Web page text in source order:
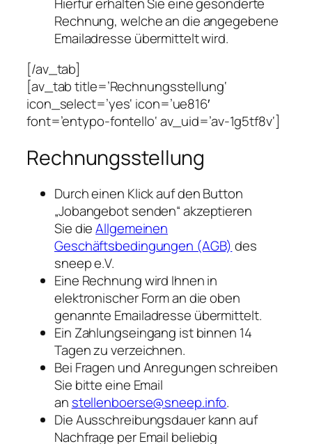
Hierfür erhalten Sie eine gesonderte
Rechnung, welche an die angegebene
Emailadresse übermittelt wird.
[/av_tab]
[av_tab title=’Rechnungsstellung‘
icon_select=’yes‘ icon=’ue816′
font=’entypo-fontello‘ av_uid=’av-1g5tf8v‘]
Rechnungsstellung
Durch einen Klick auf den Button
„Jobangebot senden“ akzeptieren
Sie dieAllgemeinen
Geschäftsbedingungen (AGB) des
sneep e.V.
Eine Rechnung wird Ihnen in
elektronischer Form an die oben
genannte Emailadresse übermittelt.
Ein Zahlungseingang ist binnen 14
Tagen zu verzeichnen.
Bei Fragen und Anregungen schreiben
Sie bitte eine Email
an stellenboerse@sneep.info.
Die Ausschreibungsdauer kann auf
Nachfrage per Email beliebig